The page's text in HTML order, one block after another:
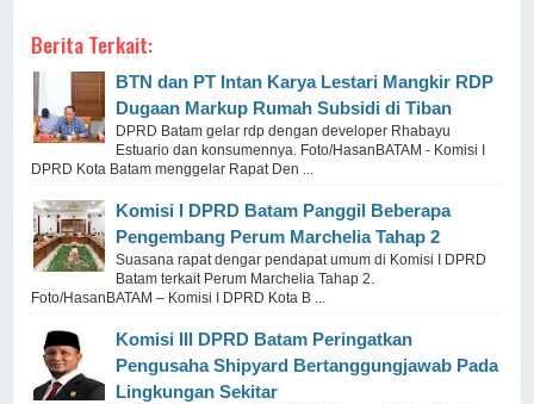
Berita Terkait:
BTN dan PT Intan Karya Lestari Mangkir RDP
Dugaan Markup Rumah Subsidi di Tiban
DPRD Batam gelar rdp dengan developer Rhabayu
Estuario dan konsumennya. Foto/HasanBATAM - Komisi I
DPRD Kota Batam menggelar Rapat Den ...
Komisi I DPRD Batam Panggil Beberapa
Pengembang Perum Marchelia Tahap 2
Suasana rapat dengar pendapat umum di Komisi I DPRD
Batam terkait Perum Marchelia Tahap 2.
Foto/HasanBATAM – Komisi I DPRD Kota B ...
Komisi III DPRD Batam Peringatkan
Pengusaha Shipyard Bertanggungjawab Pada
Lingkungan Sekitar